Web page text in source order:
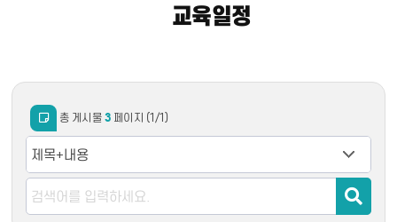
교육일정
총 게시물 3 페이지 (1/1)